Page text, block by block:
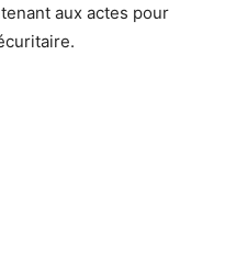
aux actes pour